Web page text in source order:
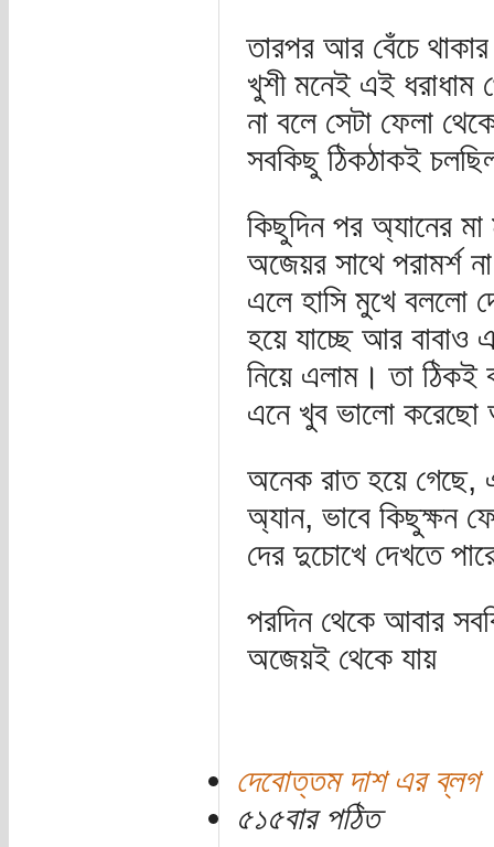
তারপর আর বেঁচে
খুশী মনেই এই ধরাধাম
না বলে সেটা ফেলা
সবকিছু ঠিকঠাকই
কিছুদিন পর অ্যানের
অজেয়র সাথে পরামর্শ
এলে হাসি মুখে বললো
হয়ে যাচ্ছে আর বাবাও
নিয়ে এলাম। তা ঠিকই
এনে খুব ভালো
অনেক রাত হয়ে গেছে,
অ্যান, ভাবে কিছুক্ষন
দের দুচোখে দেখতে
পরদিন থেকে আবার
অজেয়ই থেকে যায়
দেবোত্তম দাশ এর ব্লগ
৫১৫বার পঠিত